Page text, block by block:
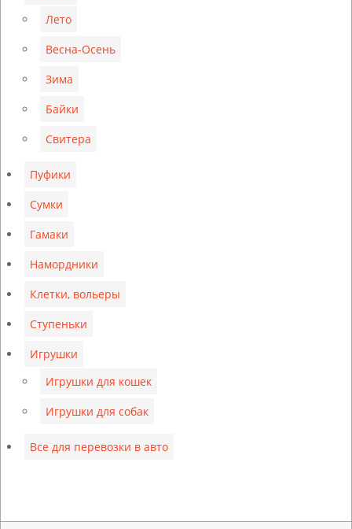
Лето
Весна-Осень
Зима
Байки
Свитера
Пуфики
Сумки
Гамаки
Намордники
Клетки, вольеры
Ступеньки
Игрушки
Игрушки для кошек
Игрушки для собак
Все для перевозки в авто